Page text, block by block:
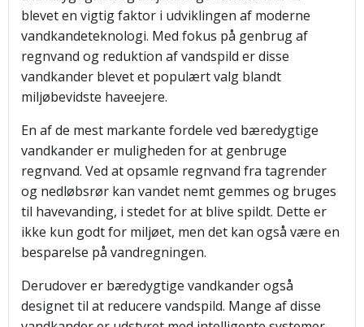
blevet en vigtig faktor i udviklingen af moderne
vandkandeteknologi. Med fokus på genbrug af
regnvand og reduktion af vandspild er disse
vandkander blevet et populært valg blandt
miljøbevidste haveejere.
En af de mest markante fordele ved bæredygtige
vandkander er muligheden for at genbruge
regnvand. Ved at opsamle regnvand fra tagrender
og nedløbsrør kan vandet nemt gemmes og bruges
til havevanding, i stedet for at blive spildt. Dette er
ikke kun godt for miljøet, men det kan også være en
besparelse på vandregningen.
Derudover er bæredygtige vandkander også
designet til at reducere vandspild. Mange af disse